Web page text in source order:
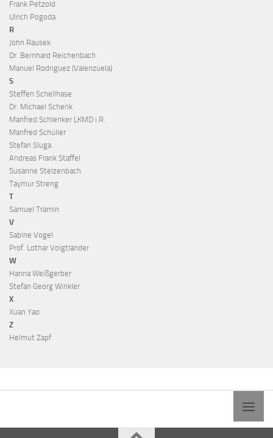
Frank Petzold
Ulrich Pogoda
R
John Rausek
Dr. Bernhard Reichenbach
Manuel Rodriguez (Valenzuela)
S
Steffen Schellhase
Dr. Michael Schenk
Manfred Schlenker LKMD i.R.
Manfred Schüller
Stefan Sluga
Andreas Frank Staffel
Susanne Stelzenbach
Taymur Streng
T
Samuel Tramin
V
Sabine Vogel
Prof. Lothar Voigtländer
W
Hanna Weißgerber
Stefan Georg Winkler
X
Xuan Yao
Z
Helmut Zapf